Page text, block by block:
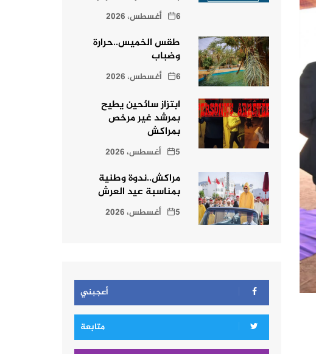
6 أغسطس، 2026
طقس الخميس..حرارة
وضباب
6 أغسطس، 2026
ابتزاز سائحين يطيح
بمرشد غير مرخص
بمراكش
5 أغسطس، 2026
مراكش..ندوة وطنية
بمناسبة عيد العرش
5 أغسطس، 2026
أعجبني
متابعة